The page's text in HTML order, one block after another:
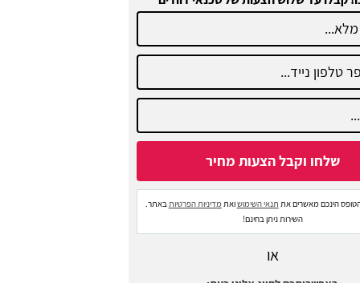
הינכם מאשרים את תנאי השימושואת מדיניות הפרטיותבאתר.
השירות ניתן בחינם!
או